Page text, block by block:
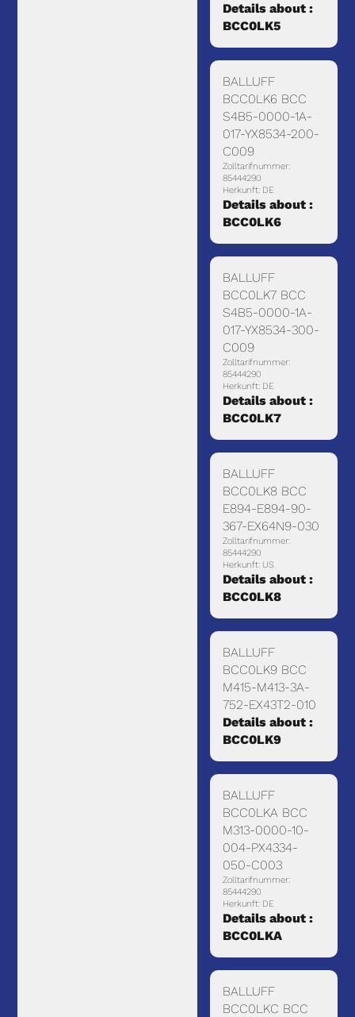
Details about :
BCC0LK5
BALLUFF
BCC0LK6 BCC
S4B5-0000-1A-
017-YX8534-200-
C009
Zolltarifnummer:
85444290
Herkunft: DE
Details about :
BCC0LK6
BALLUFF
BCC0LK7 BCC
S4B5-0000-1A-
017-YX8534-300-
C009
Zolltarifnummer:
85444290
Herkunft: DE
Details about :
BCC0LK7
BALLUFF
BCC0LK8 BCC
E894-E894-90-
367-EX64N9-030
Zolltarifnummer:
85444290
Herkunft: US
Details about :
BCC0LK8
BALLUFF
BCC0LK9 BCC
M415-M413-3A-
752-EX43T2-010
Details about :
BCC0LK9
BALLUFF
BCC0LKA BCC
M313-0000-10-
004-PX4334-
050-C003
Zolltarifnummer:
85444290
Herkunft: DE
Details about :
BCC0LKA
BALLUFF
BCC0LKC BCC